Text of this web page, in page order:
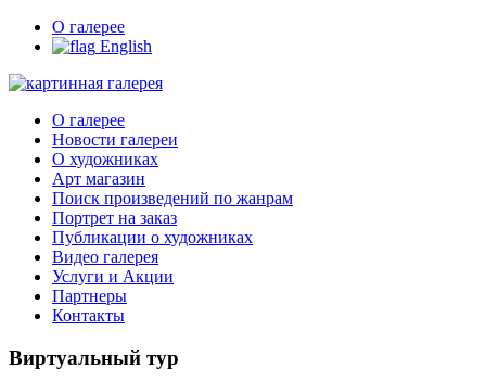
О галерее
English
О галерее
Новости галереи
О художниках
Арт магазин
Поиск произведений по жанрам
Портрет на заказ
Публикации о художниках
Видео галерея
Услуги и Акции
Партнеры
Контакты
Виртуальный тур